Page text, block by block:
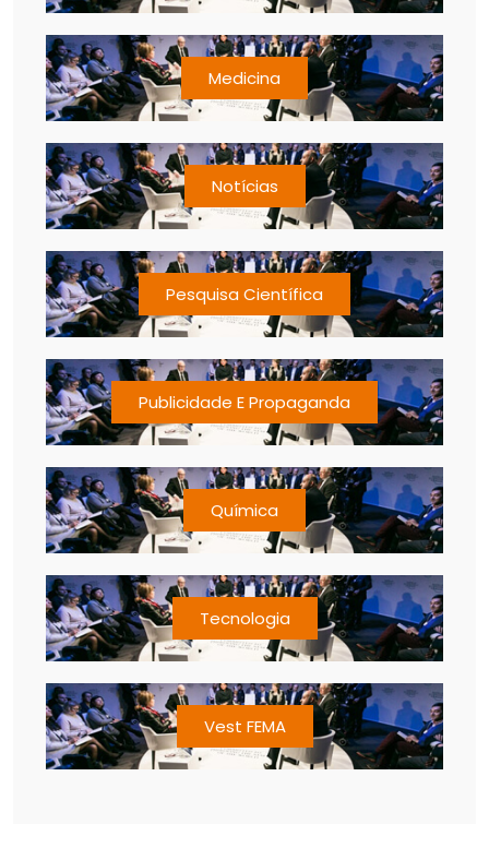
Medicina
Notícias
Pesquisa Científica
Publicidade E Propaganda
Química
Tecnologia
Vest FEMA